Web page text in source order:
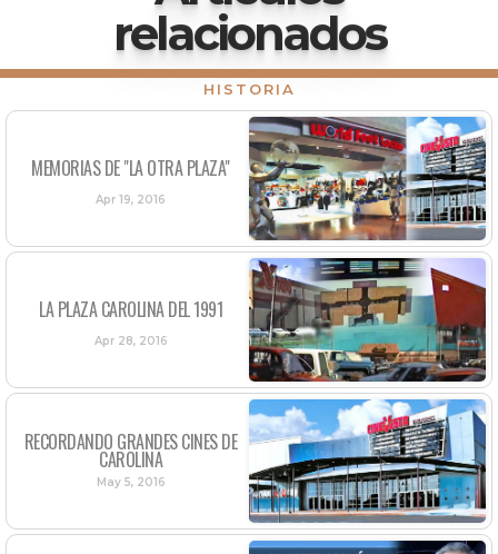
relacionados
HISTORIA
MEMORIAS DE "LA OTRA PLAZA"
Apr 19, 2016
LA PLAZA CAROLINA DEL 1991
Apr 28, 2016
RECORDANDO GRANDES CINES DE
CAROLINA
May 5, 2016